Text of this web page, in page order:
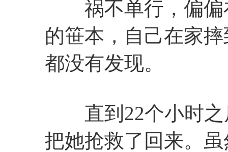
祸不单行，偏偏
的笹本，自己在家
都没有发现。
直到22个小时之
把她抢救了回来。